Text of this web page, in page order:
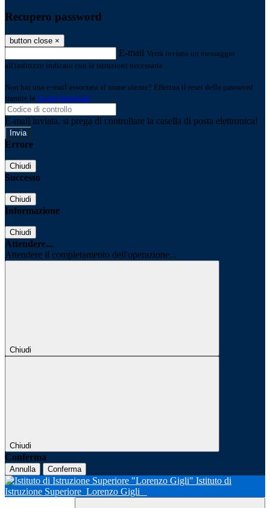
Recupero password
button close ×
E-mail Verrà inviato un messaggio
all'indirizzo indicato con le istruzioni necessarie.
Non hai una e-mail associata al nome utente? Effettua il reset della password
tramite la Login Spaggiari
E-mail inviata, si prega di controllare la casella di posta elettronica!
Errore
Chiudi
Successo
Chiudi
Informazione
Chiudi
Attendere...
Attendere il completamento dell'operazione...
Chiudi
Chiudi
Conferma
Annulla Conferma
Istituto di
Istruzione Superiore Lorenzo Gigli